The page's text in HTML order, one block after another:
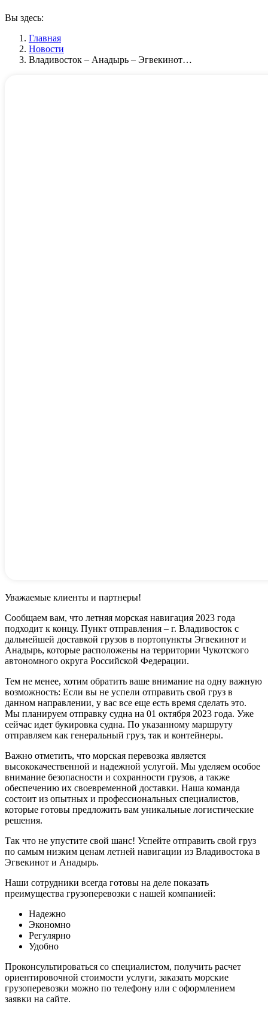
Вы здесь:
Главная
Новости
Владивосток – Анадырь – Эгвекинот…
Уважаемые клиенты и партнеры!
Сообщаем вам, что летняя морская навигация 2023 года
подходит к концу. Пункт отправления – г. Владивосток с
дальнейшей доставкой грузов в портопункты Эгвекинот и
Анадырь, которые расположены на территории Чукотского
автономного округа Российской Федерации.
Тем не менее, хотим обратить ваше внимание на одну важную
возможность: Если вы не успели отправить свой груз в
данном направлении, у вас все еще есть время сделать это.
Мы планируем отправку судна на 01 октября 2023 года. Уже
сейчас идет букировка судна. По указанному маршруту
отправляем как генеральный груз, так и контейнеры.
Важно отметить, что морская перевозка является
высококачественной и надежной услугой. Мы уделяем особое
внимание безопасности и сохранности грузов, а также
обеспечению их своевременной доставки. Наша команда
состоит из опытных и профессиональных специалистов,
которые готовы предложить вам уникальные логистические
решения.
Так что не упустите свой шанс! Успейте отправить свой груз
по самым низким ценам летней навигации из Владивостока в
Эгвекинот и Анадырь.
Наши сотрудники всегда готовы на деле показать
преимущества грузоперевозки с нашей компанией:
Надежно
Экономно
Регулярно
Удобно
Проконсультироваться со специалистом, получить расчет
ориентировочной стоимости услуги, заказать морские
грузоперевозки можно по телефону или с оформлением
заявки на сайте.